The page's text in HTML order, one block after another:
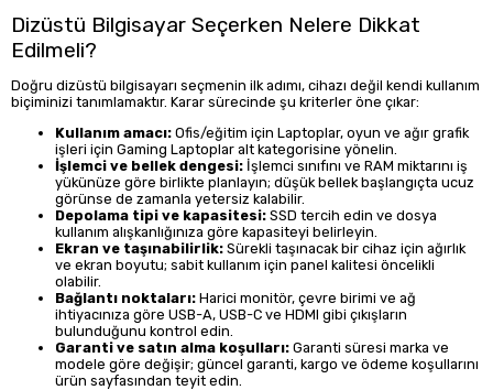
Dizüstü Bilgisayar Seçerken Nelere Dikkat
Edilmeli?
Doğru dizüstü bilgisayarı seçmenin ilk adımı, cihazı değil kendi kullanım
biçiminizi tanımlamaktır. Karar sürecinde şu kriterler öne çıkar:
Kullanım amacı: Ofis/eğitim için Laptoplar, oyun ve ağır grafik
işleri için Gaming Laptoplar alt kategorisine yönelin.
İşlemci ve bellek dengesi: İşlemci sınıfını ve RAM miktarını iş
yükünüze göre birlikte planlayın; düşük bellek başlangıçta ucuz
görünse de zamanla yetersiz kalabilir.
Depolama tipi ve kapasitesi: SSD tercih edin ve dosya
kullanım alışkanlığınıza göre kapasiteyi belirleyin.
Ekran ve taşınabilirlik: Sürekli taşınacak bir cihaz için ağırlık
ve ekran boyutu; sabit kullanım için panel kalitesi öncelikli
olabilir.
Bağlantı noktaları: Harici monitör, çevre birimi ve ağ
ihtiyacınıza göre USB-A, USB-C ve HDMI gibi çıkışların
bulunduğunu kontrol edin.
Garanti ve satın alma koşulları: Garanti süresi marka ve
modele göre değişir; güncel garanti, kargo ve ödeme koşullarını
ürün sayfasından teyit edin.